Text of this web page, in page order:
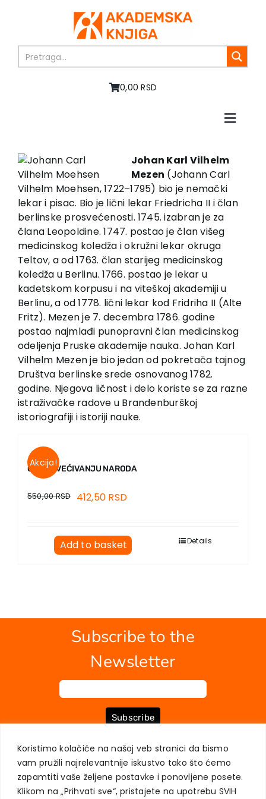
Koristimo kolačiće na našoj veb stranici da bismo
vam pružili najrelevantnije iskustvo tako što ćemo
zapamtiti vaše željene postavke i ponovljene posete.
Klikom na „Prihvati sve“, pristajete na upotrebu SVIH
0,00 RSD
Toggle
About us
Books
In preparation
Sale
Authors
News
EU PROJECTS
Contact
Johan Karl Vilhelm
Mezen (Johann Carl
Vilhelm Moehsen, 1722–1795) bio je nemački
lekar i pisac. Bio je lični lekar Friedricha II i član
berlinske prosvećenosti. 1745. izabran je za
člana Leopoldine. 1747. postao je član višeg
medicinskog koledža i okružni lekar okruga
Teltov, a od 1763. član starijeg medicinskog
koledža u Berlinu. 1766. postao je lekar u
kadetskom korpusu i na viteškoj akademiji u
Berlinu, a od 1778. lični lekar kod Fridriha II (Alte
Fritz). Mezen je 7. decembra 1786. godine
postao najmlađi punopravni član medicinskog
odeljenja Pruske akademije nauka. Johan Karl
Vilhelm Mezen je bio jedan od pokretača tajnog
Društva berlinske srede osnovanog 1782.
godine. Njegova ličnost i delo koriste se za razne
istraživačke radove u Brandenburškoj
istoriografiji i istoriji nauke.
Akcija!
O PROSVEĆIVANJU NARODA
550,00RSD 412,50 RSD
Add to basket Details
Subscribe to the
Newsletter
Subscribe
ABOUT US BOOKS MY ACCOUNT CONTACT
TERMS OF PURCHASE
USER PRIVACY PROTECTION